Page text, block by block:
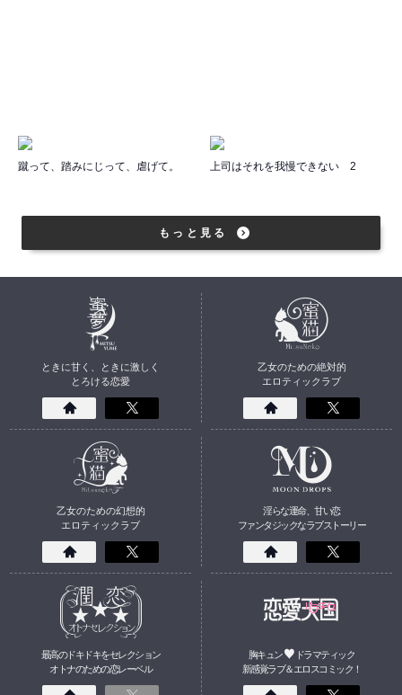
蹴って、踏みにじって、虐げて。 上司はそれを我慢できない 2
もっと見る
ときに甘く、ときに激しく
とろける恋愛
乙女のための絶対的
エロティックラブ
乙女のための幻想的
エロティックラブ
淫らな運命、甘い恋
ファンタジックなラブストーリー
最高のドキドキをセレクション
オトナのための恋レーベル
胸キュン
ドラマティック
新感覚ラブ＆エロスコミック！